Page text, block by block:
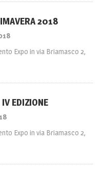
2018
Expo in via Briamasco 2,
IV EDIZIONE
Expo in via Briamasco 2,